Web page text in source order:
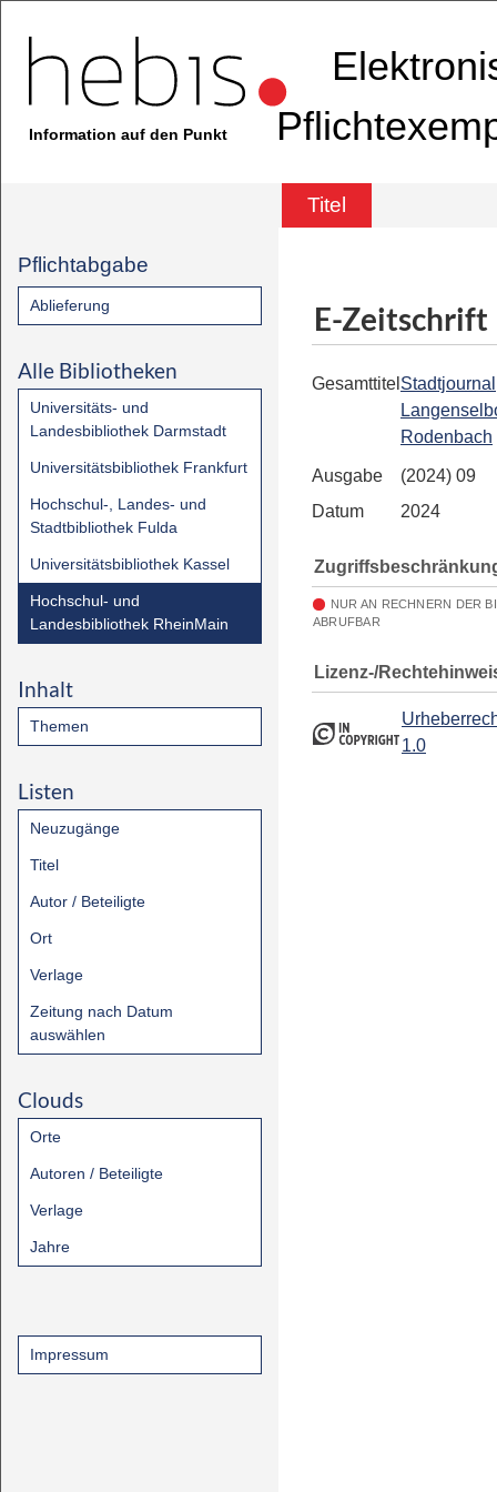
Information auf den Punkt
Titel
Pflichtabgabe
Ablieferung
Alle Bibliotheken
Universitäts- und
Landesbibliothek Darmstadt
Universitätsbibliothek Frankfurt
Hochschul-, Landes- und
Stadtbibliothek Fulda
Universitätsbibliothek Kassel
Hochschul- und
Landesbibliothek RheinMain
Inhalt
Themen
Listen
Neuzugänge
Titel
Autor / Beteiligte
Ort
Verlage
Zeitung nach Datum
auswählen
Clouds
Orte
Autoren / Beteiligte
Verlage
Jahre
Impressum
E-Zeitschrift
Gesamttitel Stadtjournal
Rodenbach
Ausgabe
(2024) 09
Datum
2024
NUR AN RECHNERN DER
ABRUFBAR
Lizenz-/
1.0